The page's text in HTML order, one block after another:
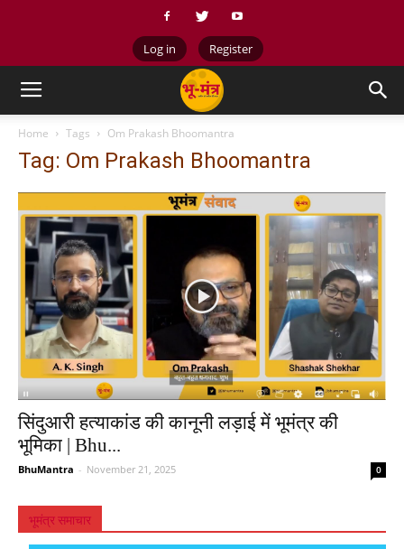
Log in Register
Home Tags Om Prakash Bhoomantra
Tag: Om Prakash Bhoomantra
सिंदुआरी हत्याकांड की कानूनी लड़ाई में भूमंत्र की
भूमिका | Bhu...
BhuMantra - November 21, 2025 0
भूमंत्र समाचार